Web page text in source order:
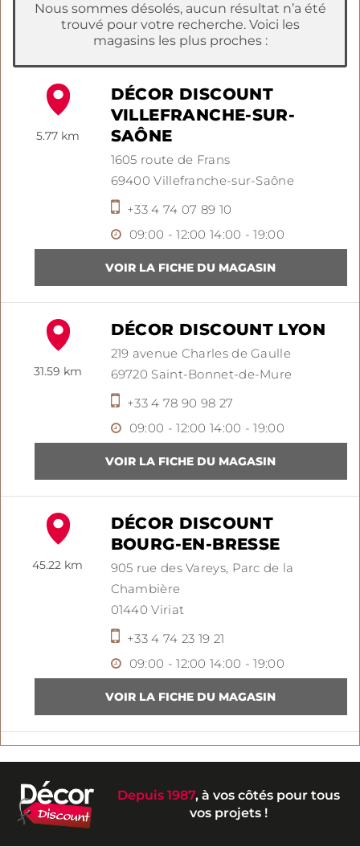
Nous sommes désolés, aucun résultat n’a été
trouvé pour votre recherche. Voici les
magasins les plus proches :
5.77 km
DÉCOR DISCOUNT
VILLEFRANCHE-SUR-
SAÔNE
1605 route de Frans
69400Villefranche-sur-Saône
+33 4 74 07 89 10
09:00 - 12:00 14:00 - 19:00
31.59 km
DÉCOR DISCOUNT LYON
219 avenue Charles de Gaulle
69720 Saint-Bonnet-de-Mure
+33 4 78 90 98 27
09:00 - 12:00 14:00 - 19:00
45.22 km
DÉCOR DISCOUNT
BOURG-EN-BRESSE
905 rue des Vareys, Parc de la
Chambière
01440Viriat
+33 4 74 23 19 21
09:00 - 12:00 14:00 - 19:00
Depuis 1987, à vos côtés pour tous
vos projets !